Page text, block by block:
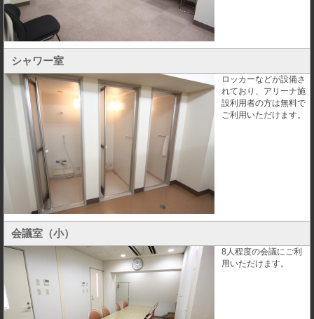
シャワー室
ロッカーなどが設備さ
れており、アリーナ施
設利用者の方は無料で
ご利用いただけます。
会議室（小）
8人程度の会議にご利
用いただけます。